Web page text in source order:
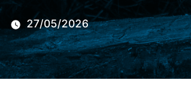
27/05/2026